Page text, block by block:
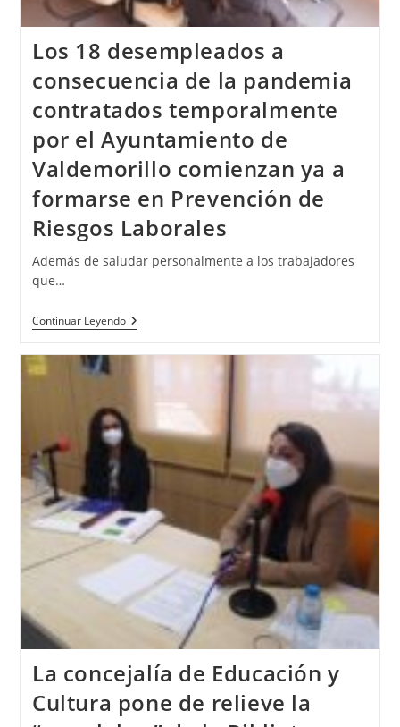
Los 18 desempleados a
consecuencia de la pandemia
contratados temporalmente
por el Ayuntamiento de
Valdemorillo comienzan ya a
formarse en Prevención de
Riesgos Laborales
Además de saludar personalmente a los trabajadores
que…
Continuar Leyendo
La concejalía de Educación y
Cultura pone de relieve la